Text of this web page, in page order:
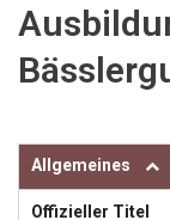
Allgemeines
Offizieller Titel